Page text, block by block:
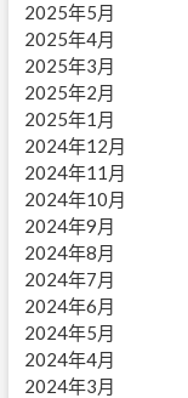
2025年5月
2025年4月
2025年3月
2025年2月
2025年1月
2024年12月
2024年11月
2024年10月
2024年9月
2024年8月
2024年7月
2024年6月
2024年5月
2024年4月
2024年3月